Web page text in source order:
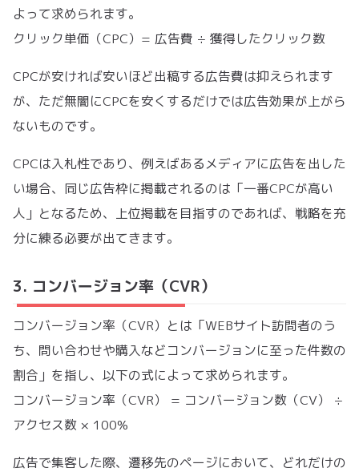
よって求められます。
クリック単価（CPC）= 広告費 ÷ 獲得したクリック数
CPCが安ければ安いほど出稿する広告費は抑えられます
が、ただ無闇にCPCを安くするだけでは広告効果が上がら
ないものです。
CPCは入札性であり、例えばあるメディアに広告を出した
い場合、同じ広告枠に掲載されるのは「一番CPCが高い
人」となるため、上位掲載を目指すのであれば、戦略を充
分に練る必要が出てきます。
3. コンバージョン率（CVR）
コンバージョン率（CVR）とは「WEBサイト訪問者のう
ち、問い合わせや購入などコンバージョンに至った件数の
割合」を指し、以下の式によって求められます。
コンバージョン率（CVR） = コンバージョン数（CV） ÷
アクセス数 × 100%
広告で集客した際、遷移先のページにおいて、どれだけの